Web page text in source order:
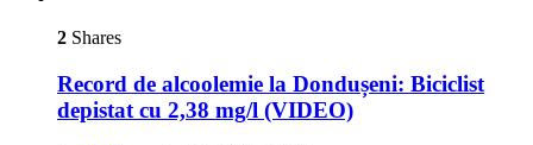
2 Shares
Record de alcoolemie la Dondușeni: Biciclist
depistat cu 2,38 mg/l (VIDEO)